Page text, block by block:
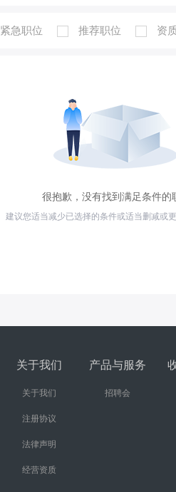
紧急职位 推荐职位 资
很抱歉，没有找到满足条件的
建议您适当减少已选择的条件或适当删减或
关于我们
关于我们
注册协议
法律声明
经营资质
产品与服务
招聘会